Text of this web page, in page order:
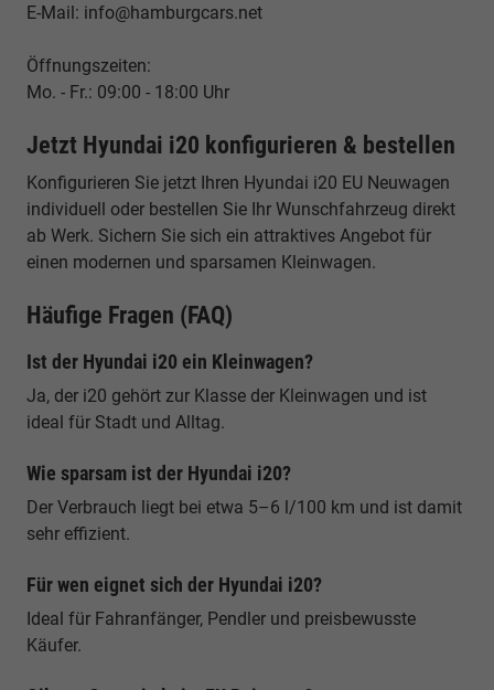
E-Mail: info@hamburgcars.net
Öffnungszeiten:
Mo. - Fr.: 09:00 - 18:00 Uhr
Jetzt Hyundai i20 konfigurieren & bestellen
Konfigurieren Sie jetzt Ihren Hyundai i20 EU Neuwagen
individuell oder bestellen Sie Ihr Wunschfahrzeug direkt
ab Werk. Sichern Sie sich ein attraktives Angebot für
einen modernen und sparsamen Kleinwagen.
Häufige Fragen (FAQ)
Ist der Hyundai i20 ein Kleinwagen?
Ja, der i20 gehört zur Klasse der Kleinwagen und ist
ideal für Stadt und Alltag.
Wie sparsam ist der Hyundai i20?
Der Verbrauch liegt bei etwa 5–6 l/100 km und ist damit
sehr effizient.
Für wen eignet sich der Hyundai i20?
Ideal für Fahranfänger, Pendler und preisbewusste
Käufer.